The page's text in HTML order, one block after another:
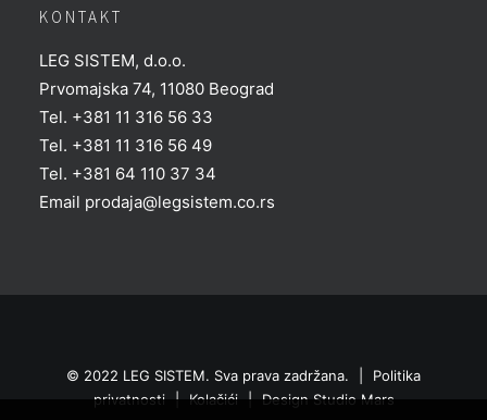
KONTAKT
LEG SISTEM, d.o.o.
Prvomajska 74, 11080 Beograd
Tel. +381 11 316 56 33
Tel. +381 11 316 56 49
Tel. +381 64 110 37 34
Email prodaja@legsistem.co.rs
© 2022 LEG SISTEM. Sva prava zadržana.
Politika
privatnosti
| Kolačići | Design Studio Mars